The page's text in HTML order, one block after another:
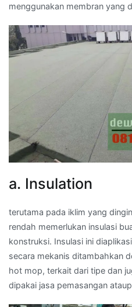
menggunakan membran yang
a. Insulation
terutama pada iklim yang
rendah memerlukan insulasi
konstruksi. Insulasi ini
secara mekanis ditambahkan
hot mop, terkait dari tipe dan
dipakai jasa pemasangan